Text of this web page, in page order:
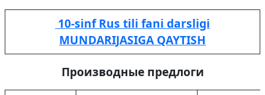
10-sinf Rus tili fani darsligi
MUNDARIJASIGA QAYTISH
Производные предлоги